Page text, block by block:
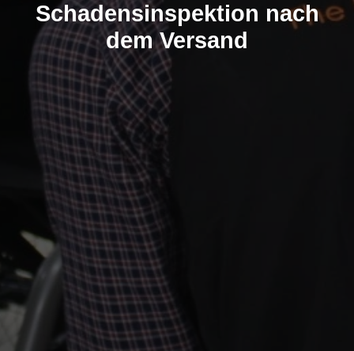
Schadensinspektion nach
dem Versand